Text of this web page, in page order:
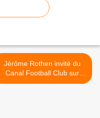
Jérôme Rothen invité du
Canal Football Club sur
Canal + >